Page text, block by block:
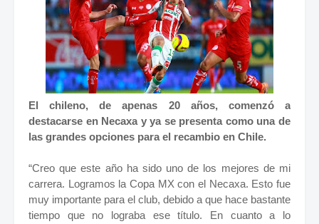
El chileno, de apenas 20 años, comenzó a
destacarse en Necaxa y ya se presenta como una de
las grandes opciones para el recambio en Chile.
“Creo que este año ha sido uno de los mejores de mi
carrera. Logramos la Copa MX con el Necaxa. Esto fue
muy importante para el club, debido a que hace bastante
tiempo que no lograba ese título. En cuanto a lo